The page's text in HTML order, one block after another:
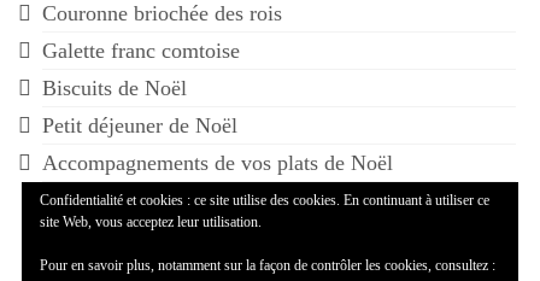
Couronne briochée des rois
Galette franc comtoise
Biscuits de Noël
Petit déjeuner de Noël
Accompagnements de vos plats de Noël
Confidentialité et cookies : ce site utilise des cookies. En continuant à utiliser ce
site Web, vous acceptez leur utilisation.
Pour en savoir plus, notamment sur la façon de contrôler les cookies, consultez :